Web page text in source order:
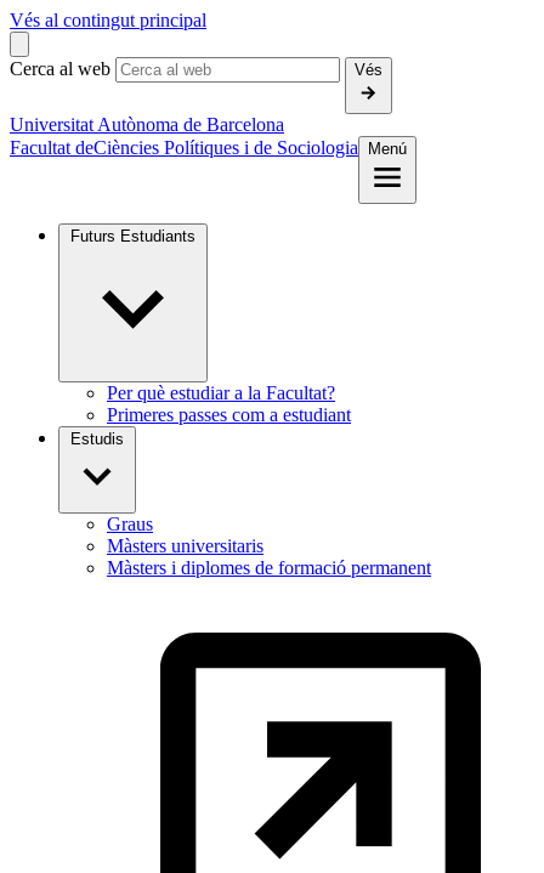
Vés al contingut principal
Cerca al web Vés
Universitat Autònoma de Barcelona
Facultat deCiències Polítiques i de Sociologia Menú
Futurs Estudiants
Per què estudiar a la Facultat?
Primeres passes com a estudiant
Estudis
Graus
Màsters universitaris
Màsters i diplomes de formació permanent